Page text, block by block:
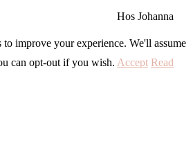
Hos Johanna
to improve your experience. We'll assume
can opt-out if you wish. Accept Read